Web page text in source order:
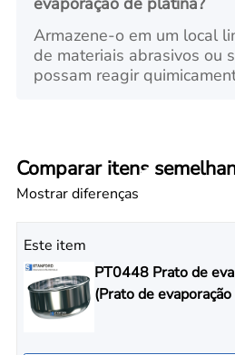
Armazene-o em um local
de materiais abrasivos ou
possam reagir
Comparar itens
Mostrar diferenças
Este item
PT0448 Prato de
(Prato de